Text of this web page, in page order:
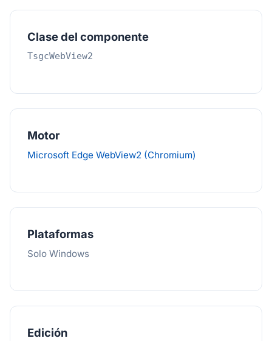
Clase del componente
TsgcWebView2
Motor
Microsoft Edge WebView2 (Chromium)
Plataformas
Solo Windows
Edición